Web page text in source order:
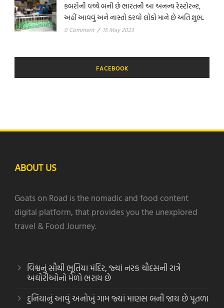
કબરોની વચ્ચે બની છે ભારતની આ અનન્ય રેસ્ટોરન્ટ,
અહીં આવવું અને નાસ્તો કરવો લોકો માને છે અતિ શુભ..
0 Comment / 15 May 2023
FACEBOOK
ABOUT US
Goats on Road is the nomadic and food content
digital platform, that provides you the unexplored
travel & Food Journey.
વિશ્વનું સૌથી ભૂતિયા મંદિર, જ્યાં નરક ચૌદસની રાત્રે
અઘોરીઓનો મેળો ભરાય છે
દુનિયાનું આવું અનોખું ગામ જ્યાં માણસ બની જાય છે પૂતળા